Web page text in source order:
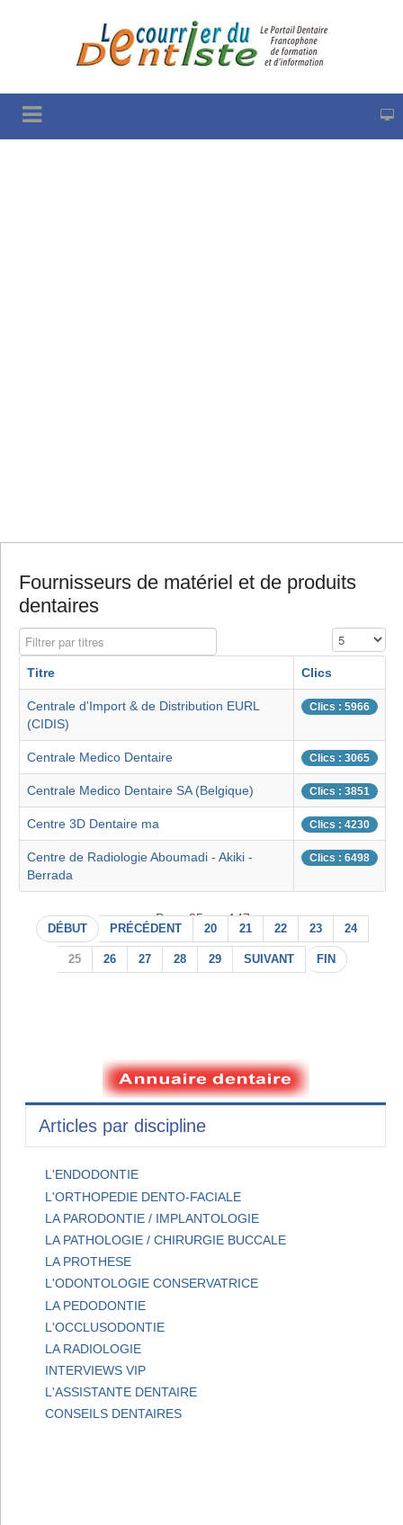
Fournisseurs de matériel et de produits
dentaires
Filtrer par titres Affichage #
Titre Clics
Centrale d'Import & de Distribution EURL
(CIDIS)
Clics : 5966
Centrale Medico Dentaire Clics : 3065
Centrale Medico Dentaire SA (Belgique) Clics : 3851
Centre 3D Dentaire ma Clics : 4230
Centre de Radiologie Aboumadi - Akiki -
Berrada
Clics : 6498
Page 25 sur 147
DÉBUT PRÉCÉDENT 20 21 22 23 24
25 26 27 28 29 SUIVANT FIN
Articles par discipline
L'ENDODONTIE
L'ORTHOPEDIE DENTO-FACIALE
LA PARODONTIE / IMPLANTOLOGIE
LA PATHOLOGIE / CHIRURGIE BUCCALE
LA PROTHESE
L'ODONTOLOGIE CONSERVATRICE
LA PEDODONTIE
L'OCCLUSODONTIE
LA RADIOLOGIE
INTERVIEWS VIP
L'ASSISTANTE DENTAIRE
CONSEILS DENTAIRES